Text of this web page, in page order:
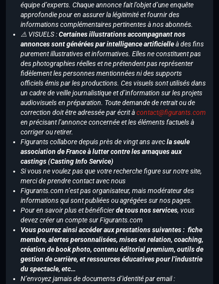
équipe d’experts. Chaque annonce fait l’objet d’une enquête
approfondie pour en assurer la légitimité et fournir des
informations complémentaires pertinentes à nos abonnés.
⚠️ VISUELS :Certaines illustrations accompagnant nos
annonces sont générées par intelligence artificielleà des fins
purement illustratives et informatives. Elles ne constituent pas
des photographies réelles et ne prétendent pas représenter
fidèlement les personnes mentionnées ni des supports
officiels émis par les productions. Ces visuels sont utilisés dans
un cadre de veille journalistique et d’information sur les projets
audiovisuels en préparation. Toute demande de retrait ou de
correction doit être adressée par écrit àcontact@figurants.com
en précisant l’annonce concernée et les éléments factuels à
corriger ou retirer.
Figurants collabore depuis près de vingt ans avecla seule
association de France à lutter contre les arnaques aux
castings (Casting Info Service)
Si vous ne voulez pas que votre recherche figure sur notre site,
merci de prendre contact avec nous
Figurants.com n’est pas organisateur, mais modérateur des
informations qui sont publiées ou agrégées sur nos pages.
Pour en savoir plus et bénéficierde tous nos services, vous
devez créer un compte sur Figurants.com
Vous pourrez ainsi accéder aux prestations suivantes : fiche
membre, alertes personnalisées, mises en relation, coaching,
création de book photo, contenu éditorial premium, outils de
gestion de carrière, et ressources éducatives pour l’industrie
du spectacle, etc…
N’envoyez jamais de documents d’identité par email :